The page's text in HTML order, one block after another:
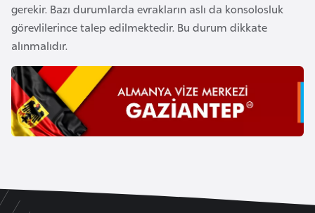
gerekir. Bazı durumlarda evrakların aslı da konsolosluk
görevlilerince talep edilmektedir. Bu durum dikkate
alınmalıdır.
C
u
m
h
i